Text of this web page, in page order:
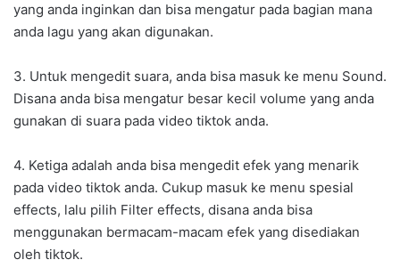
yang anda inginkan dan bisa mengatur pada bagian mana
anda lagu yang akan digunakan.
3. Untuk mengedit suara, anda bisa masuk ke menu Sound.
Disana anda bisa mengatur besar kecil volume yang anda
gunakan di suara pada video tiktok anda.
4. Ketiga adalah anda bisa mengedit efek yang menarik
pada video tiktok anda. Cukup masuk ke menu spesial
effects, lalu pilih Filter effects, disana anda bisa
menggunakan bermacam-macam efek yang disediakan
oleh tiktok.